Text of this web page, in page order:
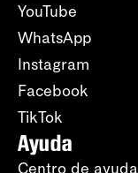
YouTube
WhatsApp
Instagram
Facebook
TikTok
Ayuda
Centro de ayuda